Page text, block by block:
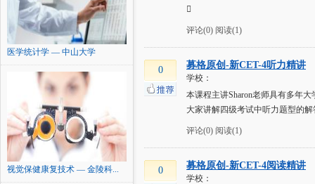
医学统计学 — 中山大学
视觉保健康复技术 — 金陵科...

评论(0) 阅读(1)
0 募格原创-新CET-4听力精讲
学校：
本课程主讲Sharon老师具有多年
大家讲解四级考试中听力题型的解
评论(0) 阅读(1)
0 募格原创-新CET-4阅读精讲
学校：